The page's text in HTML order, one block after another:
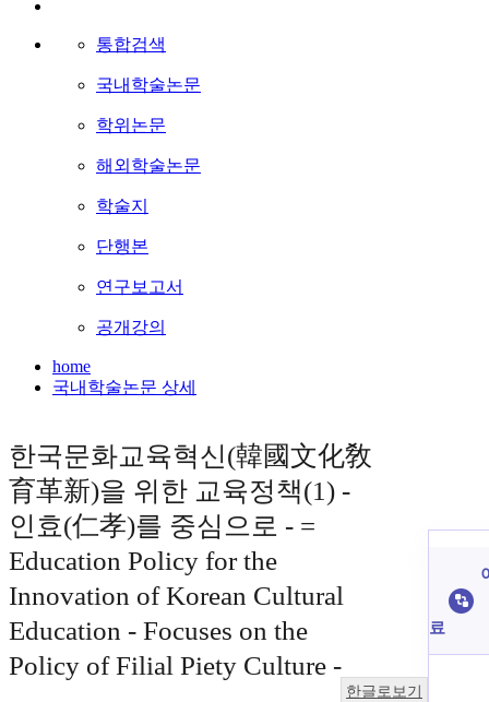
통합검색
국내학술논문
학위논문
해외학술논문
학술지
단행본
연구보고서
공개강의
home
국내학술논문 상세
한국문화교육혁신(韓國文化敎
育革新)을 위한 교육정책(1) -
인효(仁孝)를 중심으로 - =
Education Policy for the
Innovation of Korean Cultural
Education - Focuses on the
Policy of Filial Piety Culture -
한글로보기
료